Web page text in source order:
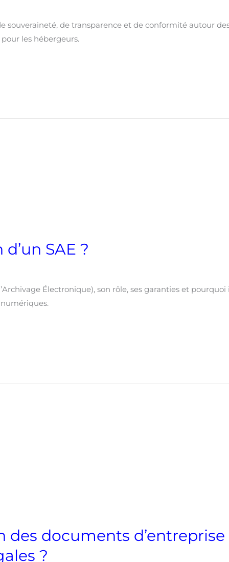
souveraineté, de transparence et de conformité autour
les hébergeurs.
SAE ?
Électronique), son rôle, ses garanties et pourquoi
des documents d’entreprise
?